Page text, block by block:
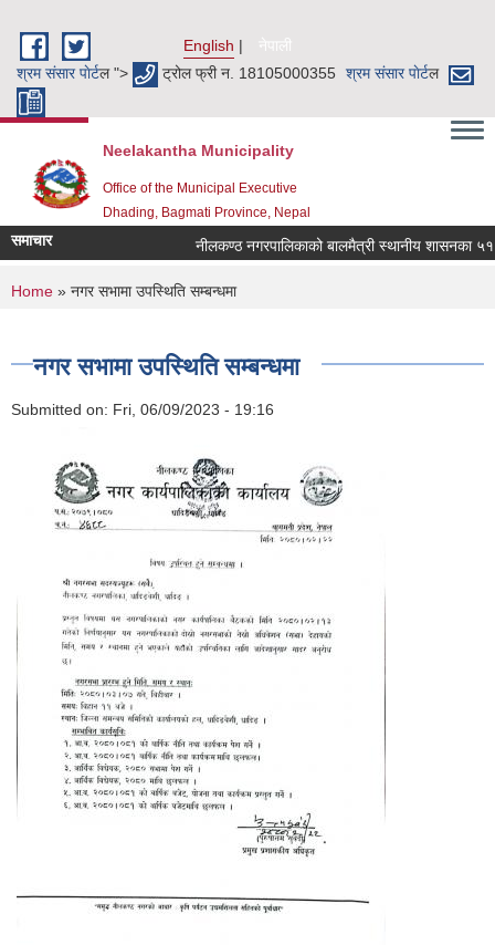
English
नेपाली
श्रम संसार पाेर्टल "> ट्रोल फ्री न. 18105000355 श्रम संसार पाेर्टल
Neelakantha Municipality
Office of the Municipal Executive
Dhading, Bagmati Province, Nepal
समाचार नीलकण्ठ नगरपालिकाको बालमैत्री स्थानीय शासनका ५१
You are here
Home » नगर सभामा उपस्थिति सम्बन्धमा
नगर सभामा उपस्थिति सम्बन्धमा
Submitted on: Fri, 06/09/2023 - 19:16